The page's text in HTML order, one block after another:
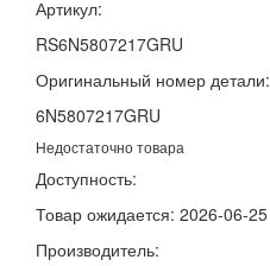
Артикул:
RS6N5807217GRU
Оригинальный номер детали:
6N5807217GRU
Недостаточно товара
Доступность:
Товар ожидается: 2026-06-25
Производитель: